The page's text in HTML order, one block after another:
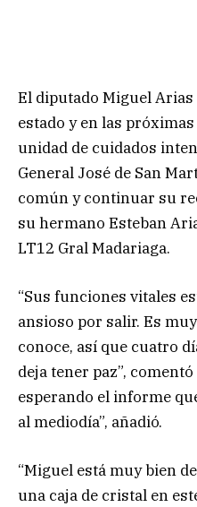
El diputado Miguel
estado y en las
unidad de cuidados
General José de San
común y continuar su
su hermano Esteban
LT12 Gral Madariaga.
“Sus funciones vitales
ansioso por salir. Es
conoce, así que cuatro
deja tener paz”,
esperando el informe
al mediodía”, añadió.
“Miguel está muy bien
una caja de cristal en